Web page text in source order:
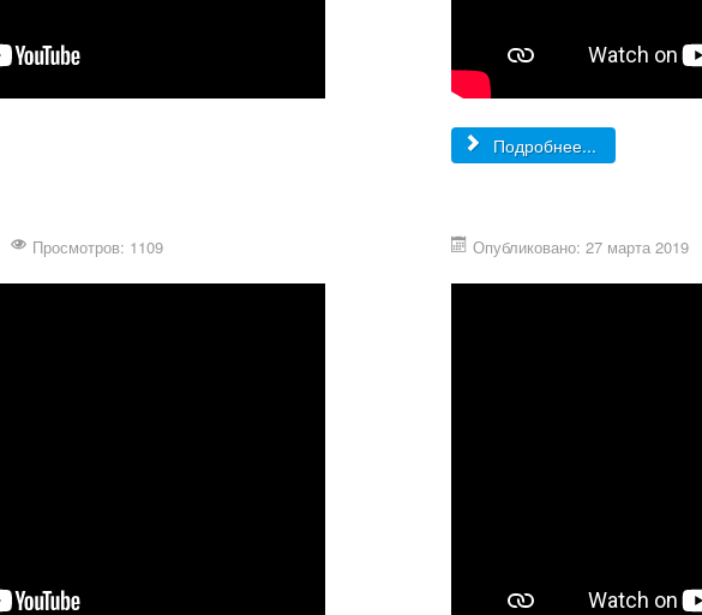
Подробнее...
Просмотров: 1109 Опубликовано: 27 марта 2019